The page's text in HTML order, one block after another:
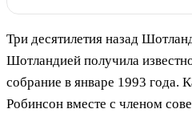
Три десятилетия назад
Шотландией получила
собрание в январе 1993 года.
Робинсон вместе с членом